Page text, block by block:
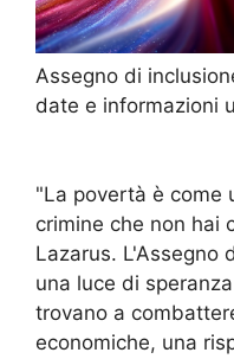
Assegno di
date e informazioni
"La povertà è come
crimine che non hai
Lazarus. L'Assegno
una luce di
trovano a
economiche, una